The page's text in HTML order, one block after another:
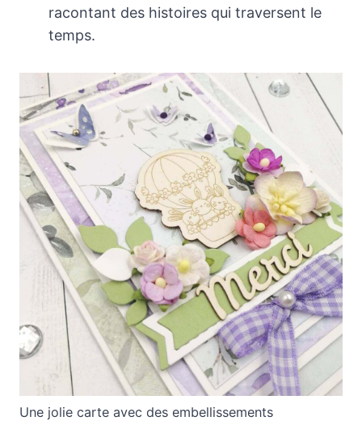
racontant des histoires qui traversent le
temps.
Une jolie carte avec des embellissements